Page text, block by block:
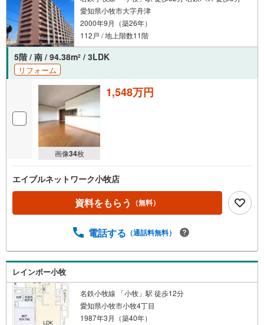
愛知県小牧市大字舟津
2000年9月（築26年）
112戸 / 地上階数11階
5階 / 南 / 94.38m2 / 3LDK
リフォーム
画像34枚
1,548万円
エイブルネットワーク小牧店
資料をもらう （無料）
電話する （通話料無料）
レインボー小牧
名鉄小牧線 「小牧」駅 徒歩12分
愛知県小牧市小牧4丁目
1987年3月（築40年）